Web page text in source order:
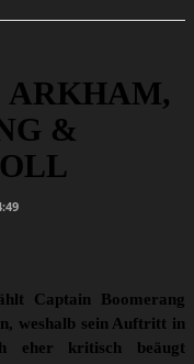
ARKHAM,
&
Captain Boomerang
weshalb sein Auftritt in
eher kritisch beäugt